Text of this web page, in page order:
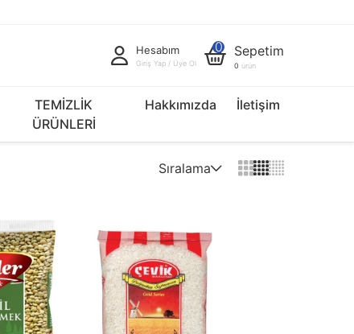
Hesabım
Giriş Yap / Üye Ol
0 Sepetim
0 ürün
TEMİZLİK
ÜRÜNLERİ
Hakkımızda İletişim
Sıralama
Fiyat Artan
Fiyat Azalan
İndirim Oranı Artan
İndirim Oranı Azalan